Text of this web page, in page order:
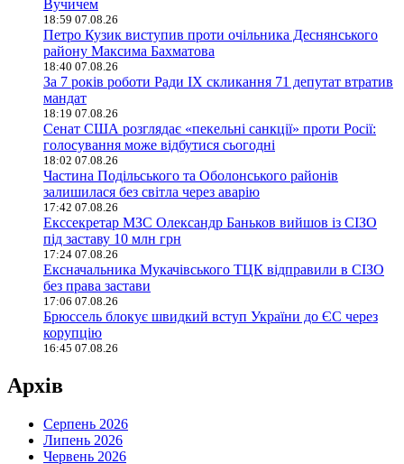
Вучичем
18:59 07.08.26
Петро Кузик виступив проти очільника Деснянського
району Максима Бахматова
18:40 07.08.26
За 7 років роботи Ради IX скликання 71 депутат втратив
мандат
18:19 07.08.26
Сенат США розглядає «пекельні санкції» проти Росії:
голосування може відбутися сьогодні
18:02 07.08.26
Частина Подільського та Оболонського районів
залишилася без світла через аварію
17:42 07.08.26
Екссекретар МЗС Олександр Баньков вийшов із СІЗО
під заставу 10 млн грн
17:24 07.08.26
Ексначальника Мукачівського ТЦК відправили в СІЗО
без права застави
17:06 07.08.26
Брюссель блокує швидкий вступ України до ЄС через
корупцію
16:45 07.08.26
Архів
Серпень 2026
Липень 2026
Червень 2026